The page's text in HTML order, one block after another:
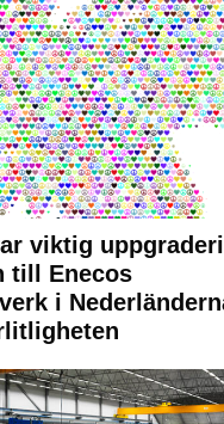
viktig
till Enecos
i